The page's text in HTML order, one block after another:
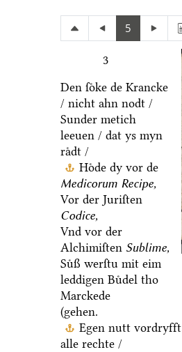
5
3
Den ſoͤke de Krancke
/ nicht ahn nodt /
Sunder metich
leeuen / dat ys myn
raͤdt /
Hoͤde dy vor de
Medicorum Recipe,
Vor der Juriſten
Codice,
Vnd vor der
Alchimiſten Sublime,
Suͤß werſtu mit eim
leddigen Buͤdel tho
Marckede
(gehen.
Egen nutt vordryfft
alle rechte /